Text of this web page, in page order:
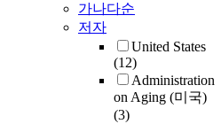
가나다순
저자
United States
(12)
Administration
on Aging (미국)
(3)